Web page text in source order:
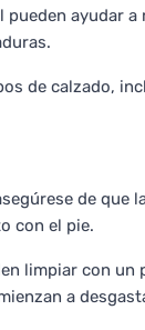
pueden ayudar
de calzado,
de que
con el pie.
limpiar con
a